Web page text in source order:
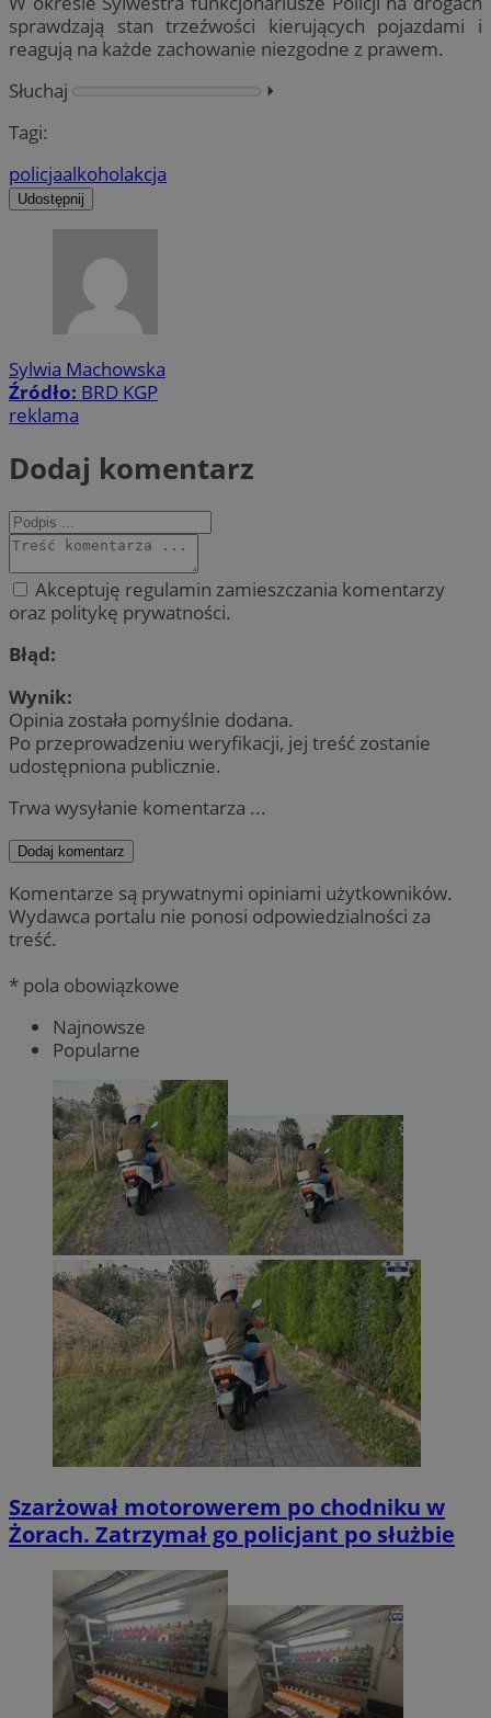
sprawdzają stan trzeźwości kierujących pojazdami i
reagują na każde zachowanie niezgodne z prawem.
Słuchaj
⏵︎
Tagi:
policjaalkoholakcja
Udostępnij
Sylwia Machowska
Źródło: BRD KGP
reklama
Dodaj komentarz
Akceptuję regulamin zamieszczania komentarzy
oraz politykę prywatności.
Błąd:
Wynik:
Opinia została pomyślnie dodana.
Po przeprowadzeniu weryfikacji, jej treść zostanie
udostępniona publicznie.
Trwa wysyłanie komentarza ...
Dodaj komentarz
Komentarze są prywatnymi opiniami użytkowników.
Wydawca portalu nie ponosi odpowiedzialności za
treść.
* pola obowiązkowe
Najnowsze
Popularne
Szarżował motorowerem po chodniku w
Żorach. Zatrzymał go policjant po służbie